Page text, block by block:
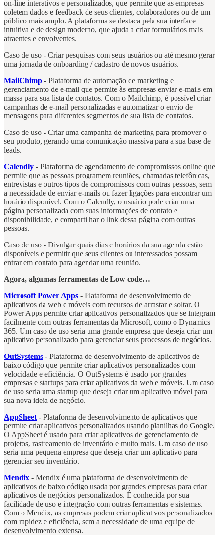
on-line interativos e personalizados, que permite que as empresas
coletem dados e feedback de seus clientes, colaboradores ou de um
público mais amplo. A plataforma se destaca pela sua interface
intuitiva e de design moderno, que ajuda a criar formulários mais
atraentes e envolventes.
Caso de uso - Criar pesquisas com seus usuários ou até mesmo gerar
uma jornada de onboarding / cadastro de novos usuários.
MailChimp - Plataforma de automação de marketing e
gerenciamento de e-mail que permite às empresas enviar e-mails em
massa para sua lista de contatos. Com o Mailchimp, é possível criar
campanhas de e-mail personalizadas e automatizar o envio de
mensagens para diferentes segmentos de sua lista de contatos.
Caso de uso - Criar uma campanha de marketing para promover o
seu produto, gerando uma comunicação massiva para a sua base de
leads.
Calendly - Plataforma de agendamento de compromissos online que
permite que as pessoas programem reuniões, chamadas telefônicas,
entrevistas e outros tipos de compromissos com outras pessoas, sem
a necessidade de enviar e-mails ou fazer ligações para encontrar um
horário disponível. Com o Calendly, o usuário pode criar uma
página personalizada com suas informações de contato e
disponibilidade, e compartilhar o link dessa página com outras
pessoas.
Caso de uso - Divulgar quais dias e horários da sua agenda estão
disponíveis e permitir que seus clientes ou interessados possam
entrar em contato para agendar uma reunião.
Agora, algumas ferramentas de Low code…
Microsoft Power Apps - Plataforma de desenvolvimento de
aplicativos da web e móveis com recursos de arrastar e soltar. O
Power Apps permite criar aplicativos personalizados que se integram
facilmente com outras ferramentas da Microsoft, como o Dynamics
365. Um caso de uso seria uma grande empresa que deseja criar um
aplicativo personalizado para gerenciar seus processos de negócios.
OutSystems - Plataforma de desenvolvimento de aplicativos de
baixo código que permite criar aplicativos personalizados com
velocidade e eficiência. O OutSystems é usado por grandes
empresas e startups para criar aplicativos da web e móveis. Um caso
de uso seria uma startup que deseja criar um aplicativo móvel para
sua nova ideia de negócio.
AppSheet - Plataforma de desenvolvimento de aplicativos que
permite criar aplicativos personalizados usando planilhas do Google.
O AppSheet é usado para criar aplicativos de gerenciamento de
projetos, rastreamento de inventário e muito mais. Um caso de uso
seria uma pequena empresa que deseja criar um aplicativo para
gerenciar seu inventário.
Mendix - Mendix é uma plataforma de desenvolvimento de
aplicativos de baixo código usada por grandes empresas para criar
aplicativos de negócios personalizados. É conhecida por sua
facilidade de uso e integração com outras ferramentas e sistemas.
Com o Mendix, as empresas podem criar aplicativos personalizados
com rapidez e eficiência, sem a necessidade de uma equipe de
desenvolvimento extensa.